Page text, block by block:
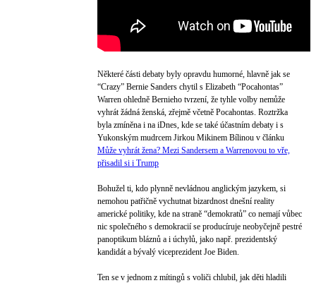
Některé části debaty byly opravdu humorné, hlavně jak se
“Crazy” Bernie Sanders chytil s Elizabeth “Pocahontas”
Warren ohledně Bernieho tvrzení, že tyhle volby nemůže
vyhrát žádná ženská, zřejmě včetně Pocahontas. Roztržka
byla zmíněna i na iDnes, kde se také účastním debaty i s
Yukonským mudrcem Jirkou Mikinem Bílinou v článku
Může vyhrát žena? Mezi Sandersem a Warrenovou to vře,
přisadil si i Trump
Bohužel ti, kdo plynně nevládnou anglickým jazykem, si
nemohou patřičně vychutnat bizardnost dnešní reality
americké politiky, kde na straně “demokratů” co nemají vůbec
nic společného s demokracií se producíruje neobyčejně pestré
panoptikum bláznů a i úchylů, jako např. prezidentský
kandidát a bývalý viceprezident Joe Biden.
Ten se v jednom z mítingů s voliči chlubil, jak děti hladili